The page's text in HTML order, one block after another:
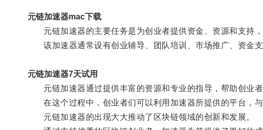
元链加速器mac下载
元链加速器的主要任务是为创业者提供资金、资源和支持，
该加速器通常设有创业辅导、团队培训、市场推广、资金支
元链加速器7天试用
元链加速器通过提供丰富的资源和专业的指导，帮助创业者
在这个过程中，创业者们可以利用加速器所提供的平台，与
元链加速器的出现大大推动了区块链领域的创新和发展。